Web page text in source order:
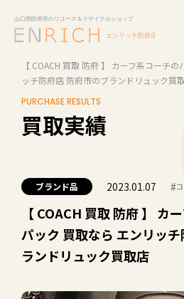
【 COACH 買取 防府 】 カーフ系コーチ
ッチ防府店 防府市のブランドリュック買
PURCHASE RESULTS
買取実績
ブランド品 2023.01.07 #
【 COACH 買取 防府 】 カ
パック 買取なら エンリッ
ランドリュック買取店